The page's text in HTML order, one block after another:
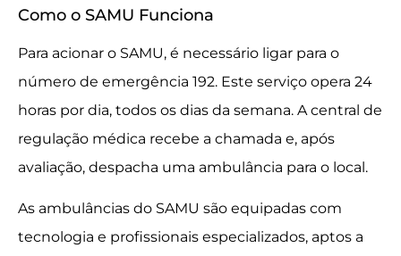
Como o SAMU Funciona
Para acionar o SAMU, é necessário ligar para o
número de emergência 192. Este serviço opera 24
horas por dia, todos os dias da semana. A central de
regulação médica recebe a chamada e, após
avaliação, despacha uma ambulância para o local.
As ambulâncias do SAMU são equipadas com
tecnologia e profissionais especializados, aptos a